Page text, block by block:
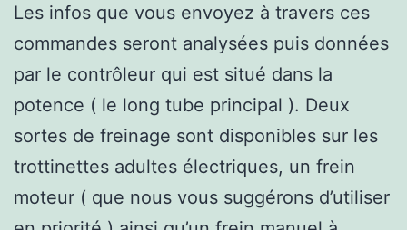
Les infos que vous envoyez à travers ces
commandes seront analysées puis données
par le contrôleur qui est situé dans la
potence ( le long tube principal ). Deux
sortes de freinage sont disponibles sur les
trottinettes adultes électriques, un frein
moteur ( que nous vous suggérons d’utiliser